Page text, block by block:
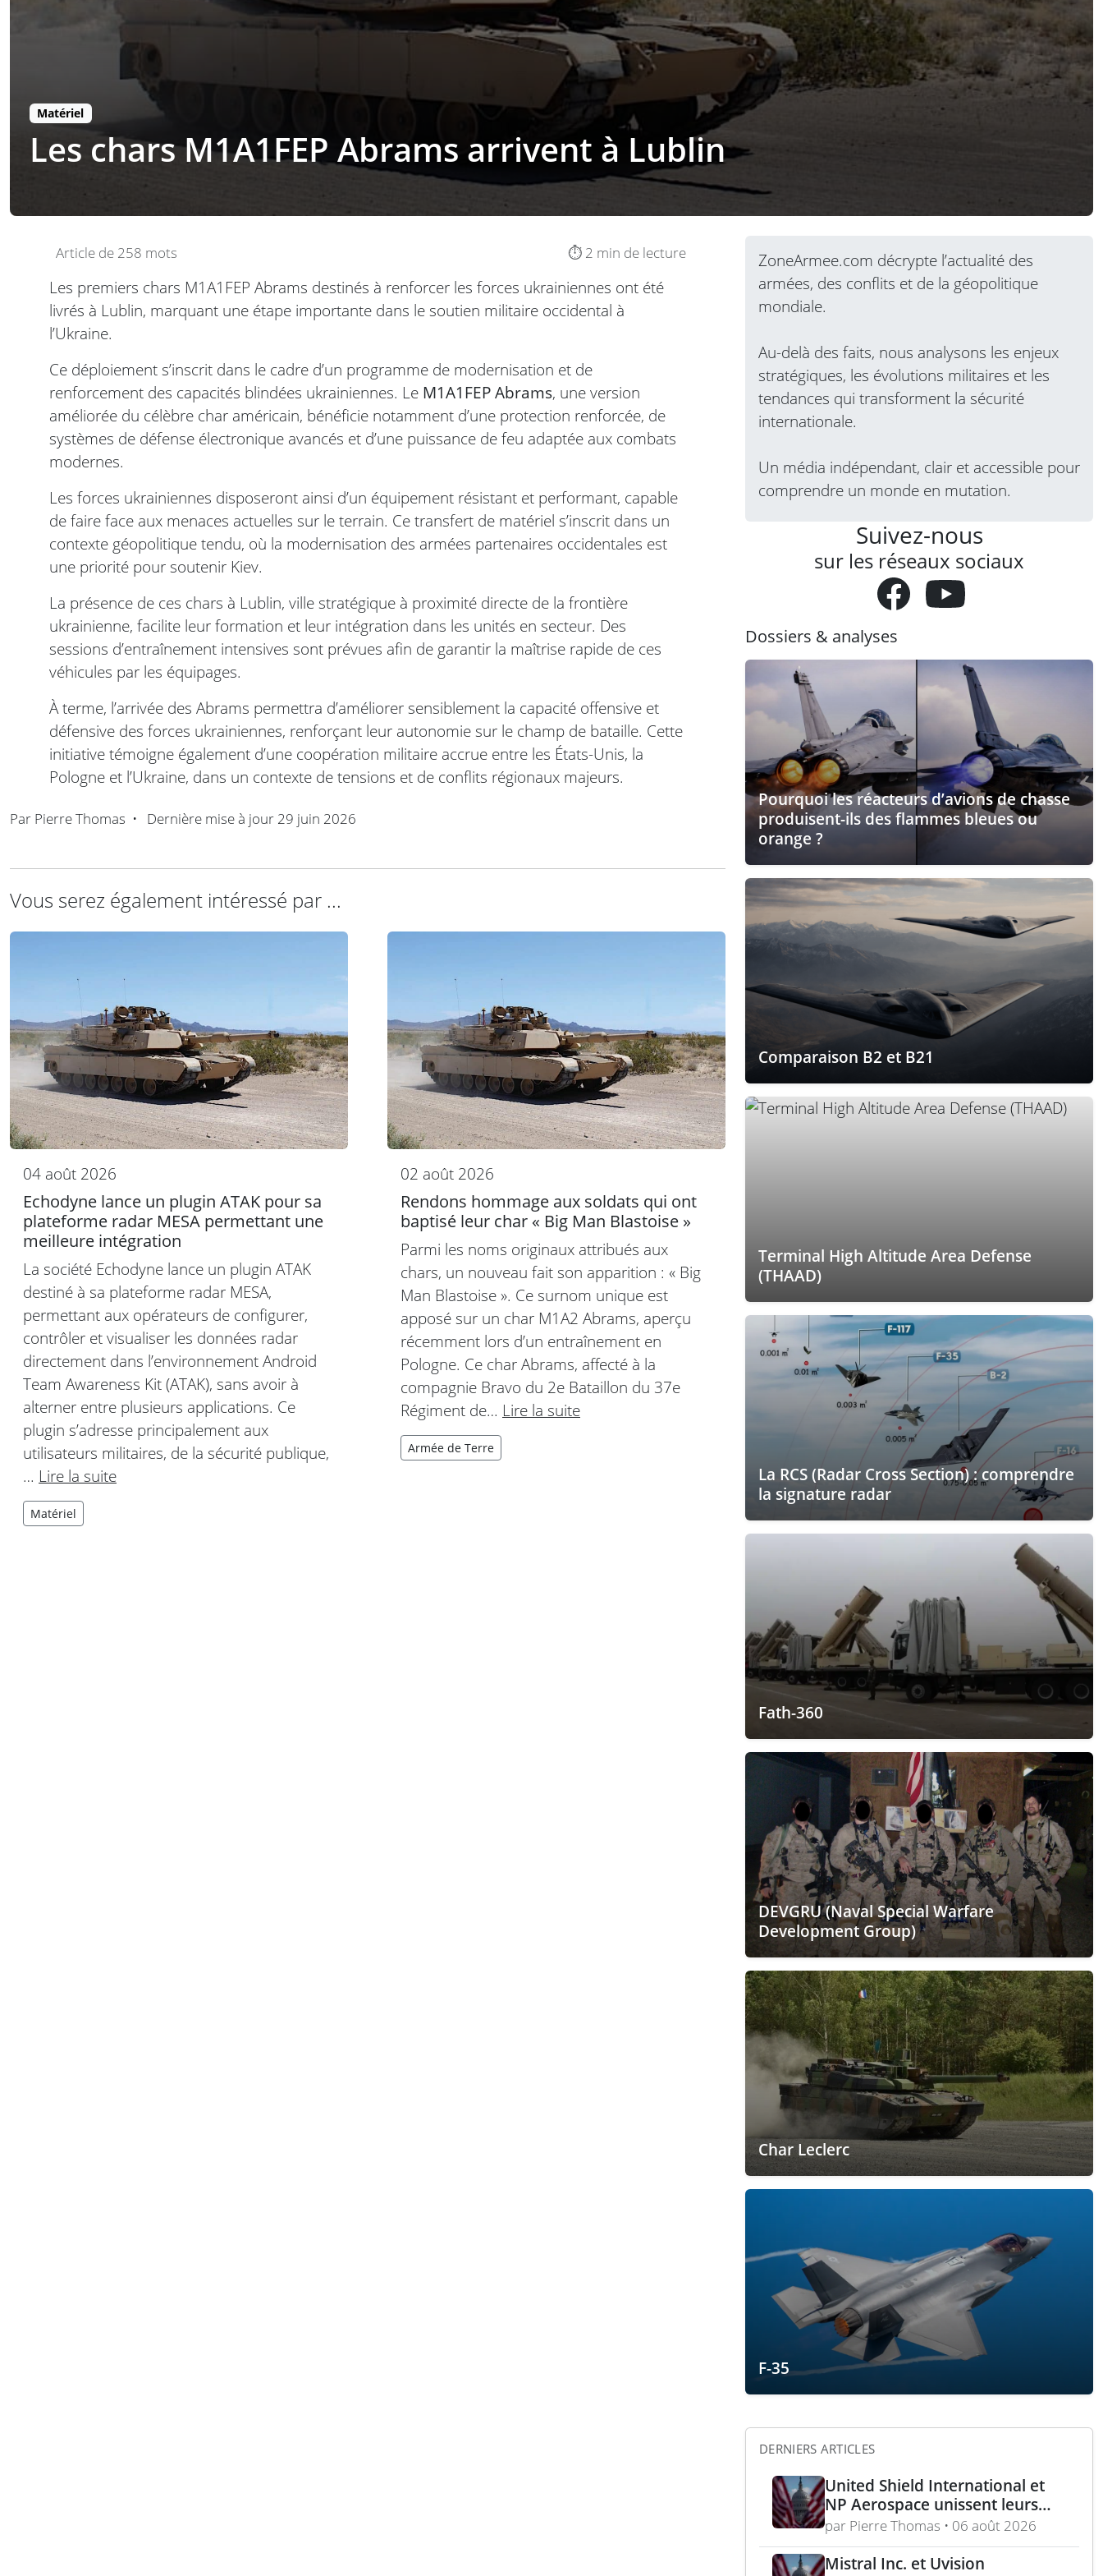
Matériel
Les chars M1A1FEP Abrams arrivent à Lublin
Article de 258 mots ⏱️ 2 min de lecture
Les premiers chars M1A1FEP Abrams destinés à renforcer les forces ukrainiennes ont été
livrés à Lublin, marquant une étape importante dans le soutien militaire occidental à
l’Ukraine.
Ce déploiement s’inscrit dans le cadre d’un programme de modernisation et de
renforcement des capacités blindées ukrainiennes. Le M1A1FEP Abrams, une version
améliorée du célèbre char américain, bénéficie notamment d’une protection renforcée, de
systèmes de défense électronique avancés et d’une puissance de feu adaptée aux combats
modernes.
Les forces ukrainiennes disposeront ainsi d’un équipement résistant et performant, capable
de faire face aux menaces actuelles sur le terrain. Ce transfert de matériel s’inscrit dans un
contexte géopolitique tendu, où la modernisation des armées partenaires occidentales est
une priorité pour soutenir Kiev.
La présence de ces chars à Lublin, ville stratégique à proximité directe de la frontière
ukrainienne, facilite leur formation et leur intégration dans les unités en secteur. Des
sessions d’entraînement intensives sont prévues afin de garantir la maîtrise rapide de ces
véhicules par les équipages.
À terme, l’arrivée des Abrams permettra d’améliorer sensiblement la capacité offensive et
défensive des forces ukrainiennes, renforçant leur autonomie sur le champ de bataille. Cette
initiative témoigne également d’une coopération militaire accrue entre les États-Unis, la
Pologne et l’Ukraine, dans un contexte de tensions et de conflits régionaux majeurs.
Par Pierre Thomas • Dernière mise à jour 29 juin 2026
Vous serez également intéressé par ...
04 août 2026
Echodyne lance un plugin ATAK pour sa
plateforme radar MESA permettant une
meilleure intégration
La société Echodyne lance un plugin ATAK
destiné à sa plateforme radar MESA,
permettant aux opérateurs de configurer,
contrôler et visualiser les données radar
directement dans l’environnement Android
Team Awareness Kit (ATAK), sans avoir à
alterner entre plusieurs applications. Ce
plugin s’adresse principalement aux
utilisateurs militaires, de la sécurité publique,
… Lire la suite
Matériel
02 août 2026
Rendons hommage aux soldats qui ont
baptisé leur char « Big Man Blastoise »
Parmi les noms originaux attribués aux
chars, un nouveau fait son apparition : « Big
Man Blastoise ». Ce surnom unique est
apposé sur un char M1A2 Abrams, aperçu
récemment lors d’un entraînement en
Pologne. Ce char Abrams, affecté à la
compagnie Bravo du 2e Bataillon du 37e
Régiment de… Lire la suite
Armée de Terre
ZoneArmee.com décrypte l’actualité des
armées, des conflits et de la géopolitique
mondiale.
Au-delà des faits, nous analysons les enjeux
stratégiques, les évolutions militaires et les
tendances qui transforment la sécurité
internationale.
Un média indépendant, clair et accessible pour
comprendre un monde en mutation.
Suivez-nous
sur les réseaux sociaux
Dossiers & analyses
Pourquoi les réacteurs d’avions de chasse
produisent-ils des flammes bleues ou
orange ?
Comparaison B2 et B21
Terminal High Altitude Area Defense
(THAAD)
La RCS (Radar Cross Section) : comprendre
la signature radar
Fath-360
DEVGRU (Naval Special Warfare
Development Group)
Char Leclerc
F-35
DERNIERS ARTICLES
United Shield International et
NP Aerospace unissent leurs
forces pour renforcer le soutien
aux équipes américaines de
déminage
par Pierre Thomas • 06 août 2026
Mistral Inc. et Uvision